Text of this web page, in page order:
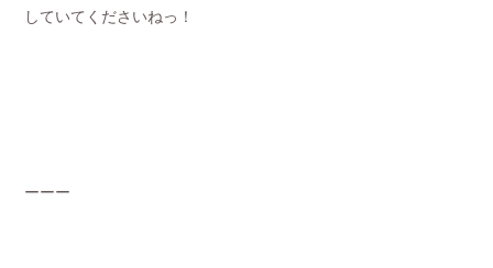
していてくださいねっ！
ーーー